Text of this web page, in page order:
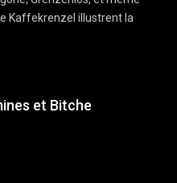
Kaffekrenzel illustrent la
et Bitche